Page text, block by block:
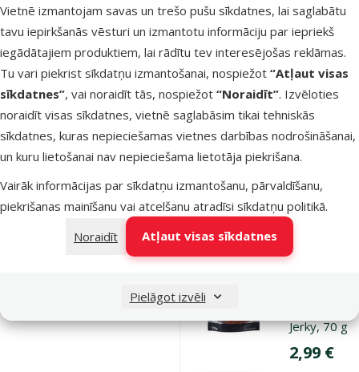
Vietnē izmantojam savas un trešo pušu sīkdatnes, lai saglabātu
tavu iepirkšanās vēsturi un izmantotu informāciju par iepriekš
iegādātajiem produktiem, lai rādītu tev interesējošas reklāmas.
Tu vari piekrist sīkdatņu izmantošanai, nospiežot “Atļaut visas
sīkdatnes”, vai noraidīt tās, nospiežot “Noraidīt”. Izvēloties
noraidīt visas sīkdatnes, vietnē saglabāsim tikai tehniskās
sīkdatnes, kuras nepieciešamas vietnes darbības nodrošināšanai,
un kuru lietošanai nav nepieciešama lietotāja piekrišana.
Vairāk informācijas par sīkdatņu izmantošanu, pārvaldīšanu,
piekrišanas mainīšanu vai atcelšanu atradīsi sīkdatņu politikā.
Noraidīt
Atļaut visas sīkdatnes
Pielāgot izvēli
Apakškategorija
Preces suņiem
Preces kaķiem
Preces grauzējiem
Parametriskais filtrs
Filtrs 1
Atlasītie filtri
Garduma veids
Kaltēts
Zīmola produkti Ontario
Jerky, 70 g
Cena
2,99 €